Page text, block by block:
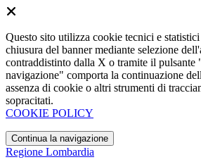
Questo sito utilizza cookie tecnici e
chiusura del banner mediante selezione
contraddistinto dalla X o tramite il pulsante
navigazione" comporta la continuazione
assenza di cookie o altri strumenti di
sopracitati.
COOKIE POLICY
Continua la navigazione
Regione Lombardia